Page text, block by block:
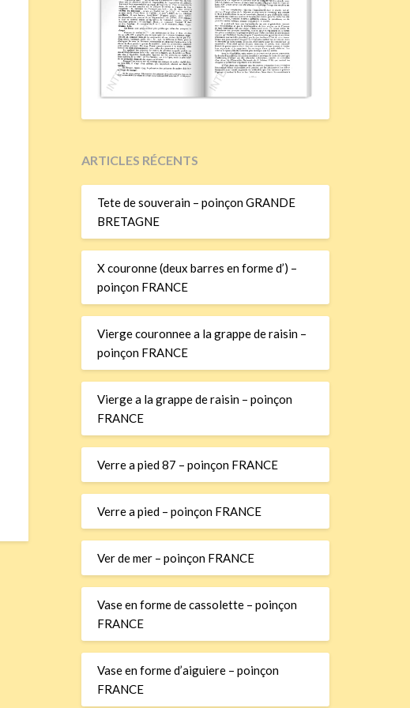
ARTICLES RÉCENTS
Tete de souverain – poinçon GRANDE
BRETAGNE
X couronne (deux barres en forme d’) –
poinçon FRANCE
Vierge couronnee a la grappe de raisin –
poinçon FRANCE
Vierge a la grappe de raisin – poinçon
FRANCE
Verre a pied 87 – poinçon FRANCE
Verre a pied – poinçon FRANCE
Ver de mer – poinçon FRANCE
Vase en forme de cassolette – poinçon
FRANCE
Vase en forme d’aiguiere – poinçon
FRANCE